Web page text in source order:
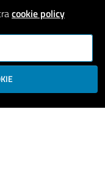
cookie policy